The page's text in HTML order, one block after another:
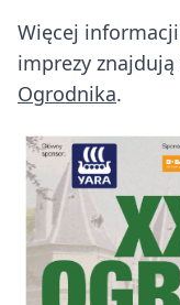
Więcej
imprezy
Ogrodnika.